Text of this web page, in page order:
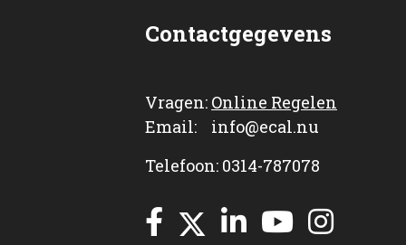
Contactgegevens
Vragen: Online Regelen
Email: info@ecal.nu
Telefoon: 0314-787078